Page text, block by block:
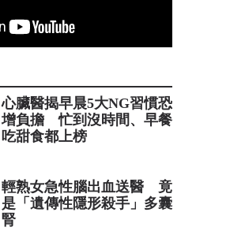
心臟醫揭早晨5大NG習慣恐
增負擔 忙到沒時間、早餐
吃甜食都上榜
輕熟女急性腦出血送醫 竟
是「遺傳性隱形殺手」多囊
腎